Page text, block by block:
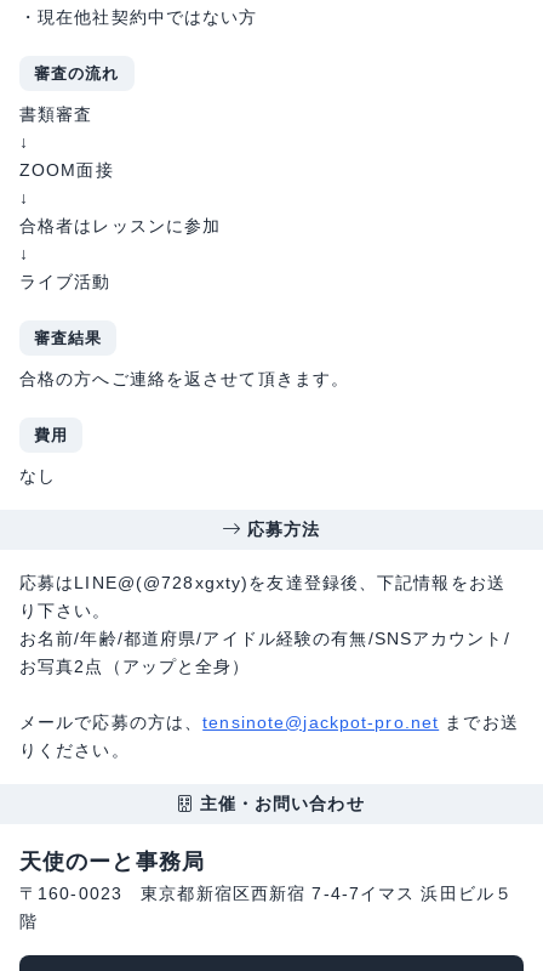
・現在他社契約中ではない方
審査の流れ
書類審査
↓
ZOOM面接
↓
合格者はレッスンに参加
↓
ライブ活動
審査結果
合格の方へご連絡を返させて頂きます。
費用
なし
応募方法
応募はLINE@(@728xgxty)を友達登録後、下記情報をお送
り下さい。
お名前/年齢/都道府県/アイドル経験の有無/SNSアカウント/
お写真2点（アップと全身）
メールで応募の方は、tensinote@jackpot-pro.net までお送
りください。
主催・お問い合わせ
天使のーと事務局
〒160-0023 東京都新宿区西新宿 7-4-7イマス 浜田ビル５
階